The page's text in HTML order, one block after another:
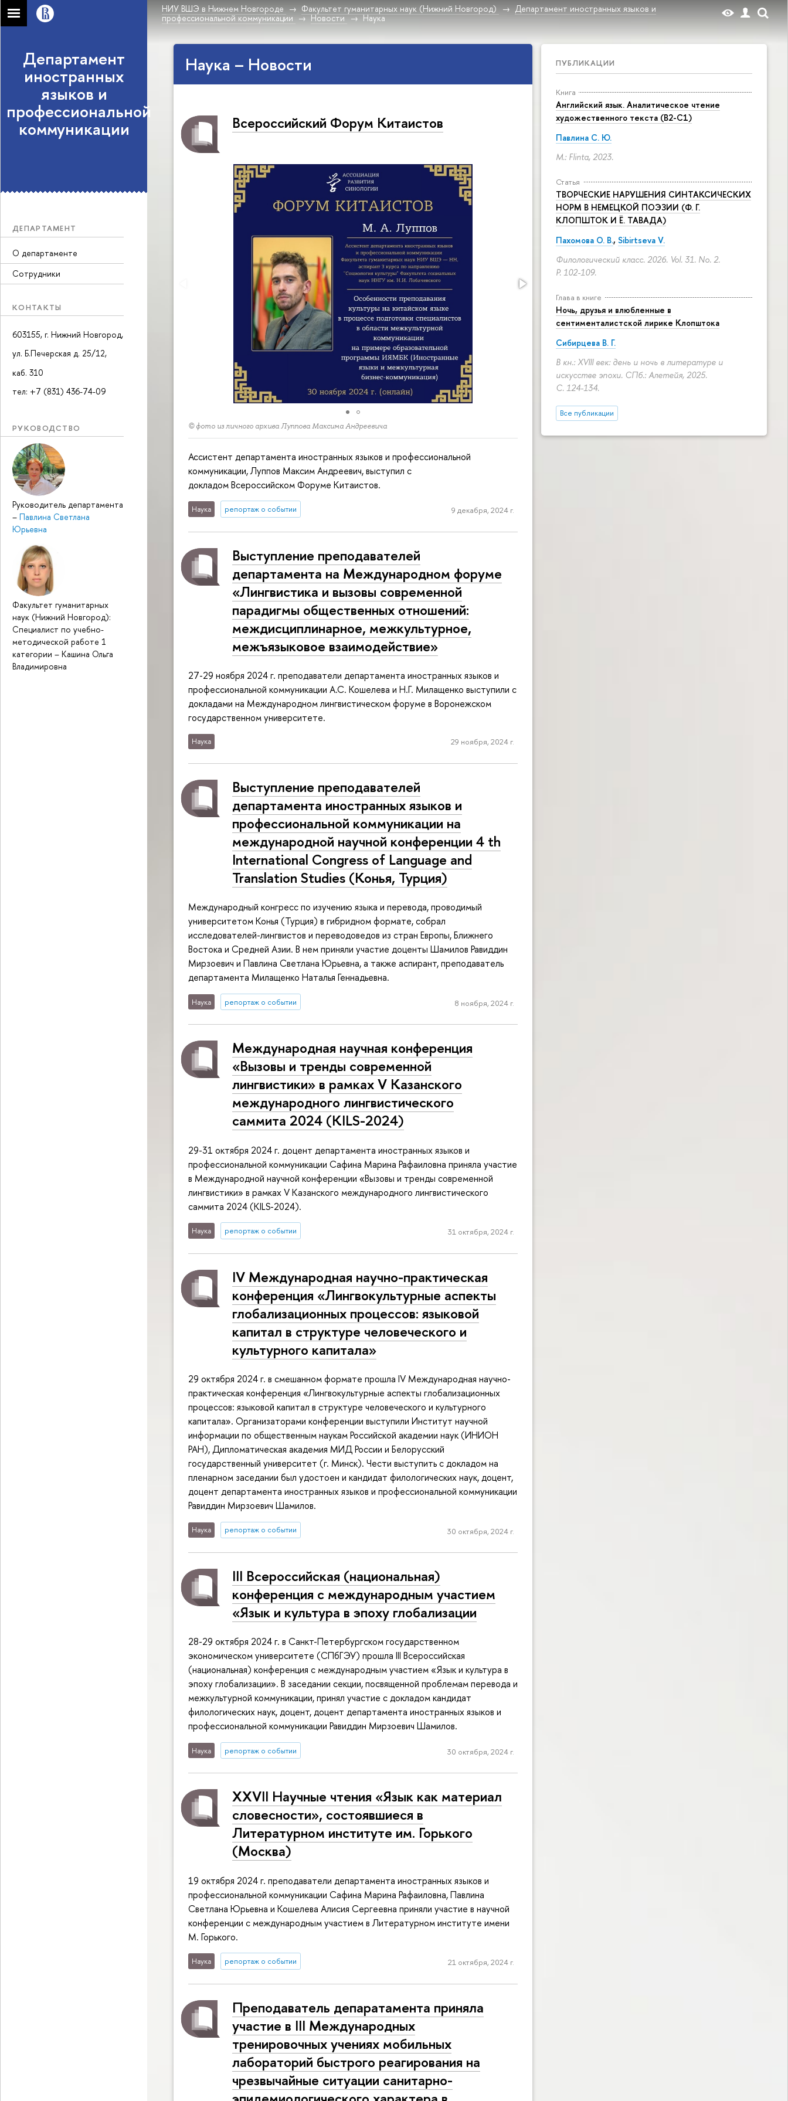
НИУ ВШЭ в Нижнем Новгороде Факультет гуманитарных наук (Нижний Новгород)
Департамент иностранных языков и
профессиональной коммуникации
Новости Наука
Департамент
иностранных
языков и
профессиональной
коммуникации
ДЕПАРТАМЕНТ
О департаменте
Сотрудники
КОНТАКТЫ
603155, г. Нижний Новгород,
ул. Б.Печерская д. 25/12,
каб. 310
тел: +7 (831) 436-74-09
РУКОВОДСТВО
Руководитель департамента
– Павлина Светлана
Юрьевна
Факультет гуманитарных
наук (Нижний Новгород):
Специалист по учебно-
методической работе 1
категории – Кашина Ольга
Владимировна
ПУБЛИКАЦИИ
Книга
Английский язык. Аналитическое чтение
художественного текста (B2-C1)
Павлина С. Ю.
M.: Flinta, 2023.
Статья
ТВОРЧЕСКИЕ НАРУШЕНИЯ СИНТАКСИЧЕСКИХ
НОРМ В НЕМЕЦКОЙ ПОЭЗИИ (Ф. Г.
КЛОПШТОК И Ё. ТАВАДА)
Пахомова О. В., Sibirtseva V.
Филологический класс. 2026. Vol. 31. No. 2.
P. 102-109.
Глава в книге
Ночь, друзья и влюбленные в
сентименталистской лирике Клопштока
Сибирцева В. Г.
В кн.: XVIII век: день и ночь в литературе и
искусстве эпохи. СПб.: Алетейя, 2025.
С. 124-134.
Все публикации
Наука – Новости
Всероссийский Форум Китаистов
© фото из личного архива Луппова Максима Андреевича
Ассистент департамента иностранных языков и профессиональной
коммуникации, Луппов Максим Андреевич, выступил с
докладом Всероссийском Форуме Китаистов.
Наука репортаж о событии 9 декабря, 2024 г.
Выступление преподавателей
департамента на Международном форуме
«Лингвистика и вызовы современной
парадигмы общественных отношений:
междисциплинарное, межкультурное,
межъязыковое взаимодействие»
27-29 ноября 2024 г. преподаватели департамента иностранных языков и
профессиональной коммуникации А.С. Кошелева и Н.Г. Милащенко выступили с
докладами на Международном лингвистическом форуме в Воронежском
государственном университете.
Наука 29 ноября, 2024 г.
Выступление преподавателей
департамента иностранных языков и
профессиональной коммуникации на
международной научной конференции 4 th
International Congress of Language and
Translation Studies (Конья, Турция)
Международный конгресс по изучению языка и перевода, проводимый
университетом Конья (Турция) в гибридном формате, собрал
исследователей-лингвистов и переводоведов из стран Европы, Ближнего
Востока и Средней Азии. В нем приняли участие доценты Шамилов Равиддин
Мирзоевич и Павлина Светлана Юрьевна, а также аспирант, преподаватель
департамента Милащенко Наталья Геннадьевна.
Наука репортаж о событии 8 ноября, 2024 г.
Международная научная конференция
«Вызовы и тренды современной
лингвистики» в рамках V Казанского
международного лингвистического
саммита 2024 (KILS-2024)
29-31 октября 2024 г. доцент департамента иностранных языков и
профессиональной коммуникации Сафина Марина Рафаиловна приняла участие
в Международной научной конференции «Вызовы и тренды современной
лингвистики» в рамках V Казанского международного лингвистического
саммита 2024 (KILS-2024).
Наука репортаж о событии 31 октября, 2024 г.
IV Международная научно-практическая
конференция «Лингвокультурные аспекты
глобализационных процессов: языковой
капитал в структуре человеческого и
культурного капитала»
29 октября 2024 г. в смешанном формате прошла IV Международная научно-
практическая конференция «Лингвокультурные аспекты глобализационных
процессов: языковой капитал в структуре человеческого и культурного
капитала». Организаторами конференции выступили Институт научной
информации по общественным наукам Российской академии наук (ИНИОН
РАН), Дипломатическая академия МИД России и Белорусский
государственный университет (г. Минск). Чести выступить с докладом на
пленарном заседании был удостоен и кандидат филологических наук, доцент,
доцент департамента иностранных языков и профессиональной коммуникации
Равиддин Мирзоевич Шамилов.
Наука репортаж о событии 30 октября, 2024 г.
III Всероссийская (национальная)
конференция с международным участием
«Язык и культура в эпоху глобализации
28-29 октября 2024 г. в Санкт-Петербургском государственном
экономическом университете (СПбГЭУ) прошла III Всероссийская
(национальная) конференция с международным участием «Язык и культура в
эпоху глобализации». В заседании секции, посвященной проблемам перевода и
межкультурной коммуникации, принял участие с докладом кандидат
филологических наук, доцент, доцент департамента иностранных языков и
профессиональной коммуникации Равиддин Мирзоевич Шамилов.
Наука репортаж о событии 30 октября, 2024 г.
XXVII Научные чтения «Язык как материал
словесности», состоявшиеся в
Литературном институте им. Горького
(Москва)
19 октября 2024 г. преподаватели департамента иностранных языков и
профессиональной коммуникации Сафина Марина Рафаиловна, Павлина
Светлана Юрьевна и Кошелева Алисия Сергеевна приняли участие в научной
конференции с международным участием в Литературном институте имени
М. Горького.
Наука репортаж о событии 21 октября, 2024 г.
Преподаватель депаратамента приняла
участие в III Международных
тренировочных учениях мобильных
лабораторий быстрого реагирования на
чрезвычайные ситуации санитарно-